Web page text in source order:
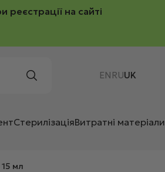
на сайті
EN RUUK
СтерилізаціяВитратні матеріали
мл